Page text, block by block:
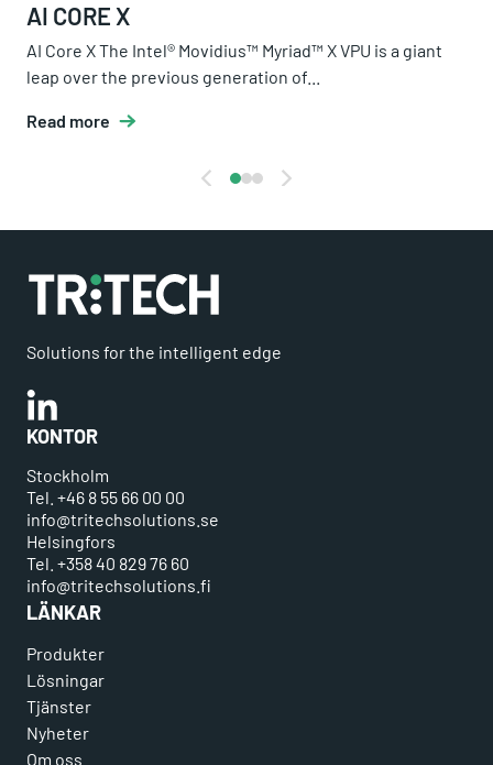
AI CORE X
AI Core X The Intel® Movidius™ Myriad™ X VPU is a giant
leap over the previous generation of...
Read more
Solutions for the intelligent edge
Linkedin
KONTOR
Stockholm
Tel. +46 8 55 66 00 00
info@tritechsolutions.se
Helsingfors
Tel. +358 40 829 76 60
info@tritechsolutions.fi
LÄNKAR
Produkter
Lösningar
Tjänster
Nyheter
Om oss